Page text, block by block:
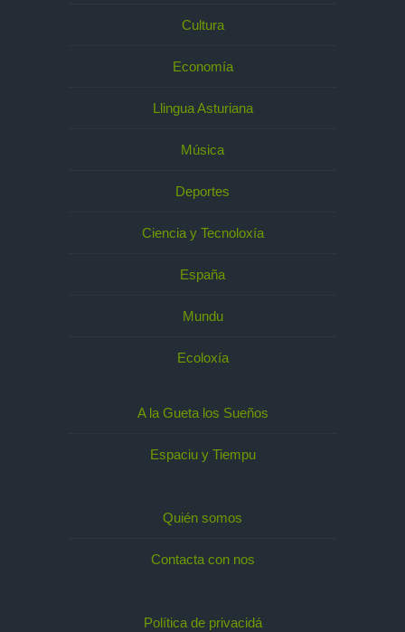
Cultura
Economía
Llingua Asturiana
Música
Deportes
Ciencia y Tecnoloxía
España
Mundu
Ecoloxía
A la Gueta los Sueños
Espaciu y Tiempu
Quién somos
Contacta con nos
Política de privacidá